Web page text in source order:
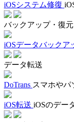
iOSシステム修復
バックアップ・復元
iOSデータバックア
データ転送
DoTrans スマホやパ
iOS転送 iOSのデー